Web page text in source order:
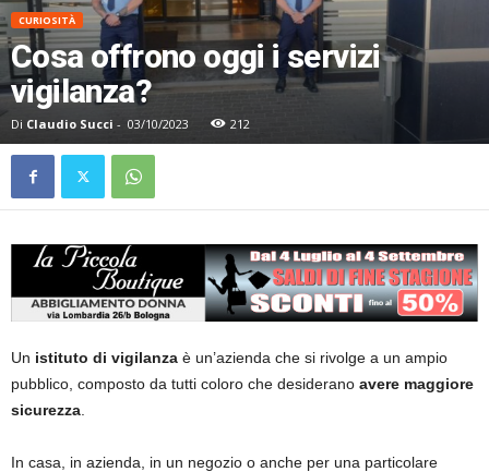
CURIOSITÀ
Cosa offrono oggi i servizi
vigilanza?
Di Claudio Succi - 03/10/2023 212
Un istituto di vigilanza è un’azienda che si rivolge a un ampio
pubblico, composto da tutti coloro che desiderano avere maggiore
sicurezza
In casa, in azienda, in un negozio o anche per una particolare